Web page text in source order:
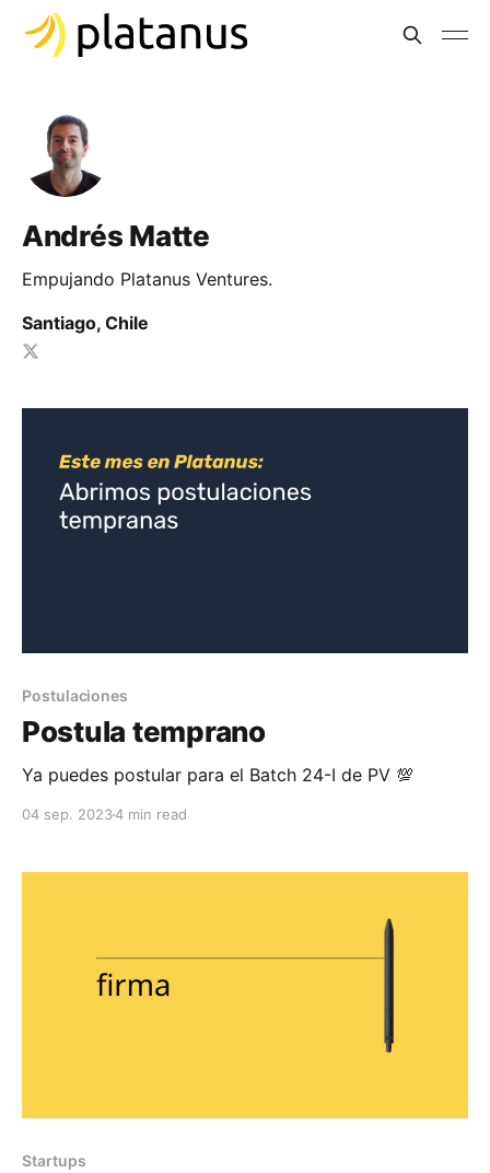
Andrés Matte
Empujando Platanus Ventures.
Santiago, Chile
Postulaciones
Postula temprano
Ya puedes postular para el Batch 24-I de PV 💯
04 sep. 20234 min read
Startups